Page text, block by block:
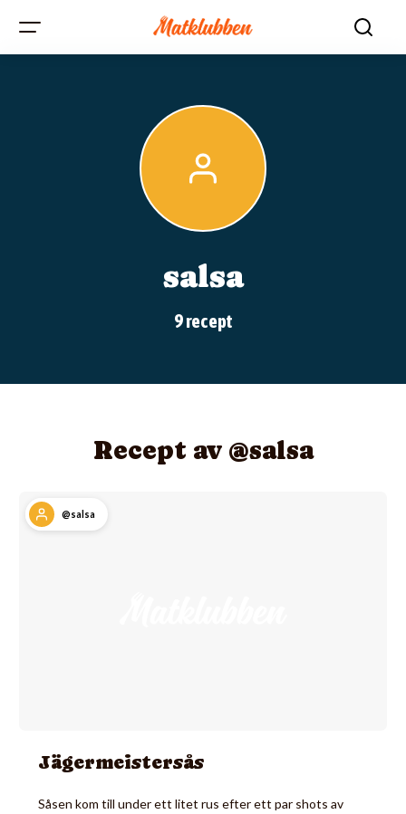
salsa
9 recept
Recept av @salsa
@salsa
Jägermeistersås
Såsen kom till under ett litet rus efter ett par shots av